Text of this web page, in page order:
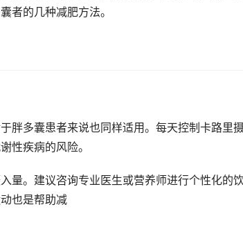
者的几种减肥方法。
胖多囊患者来说也同样适用。每天控制卡路里
性疾病的风险。
量。建议咨询专业医生或营养师进行个性化的
也是帮助减